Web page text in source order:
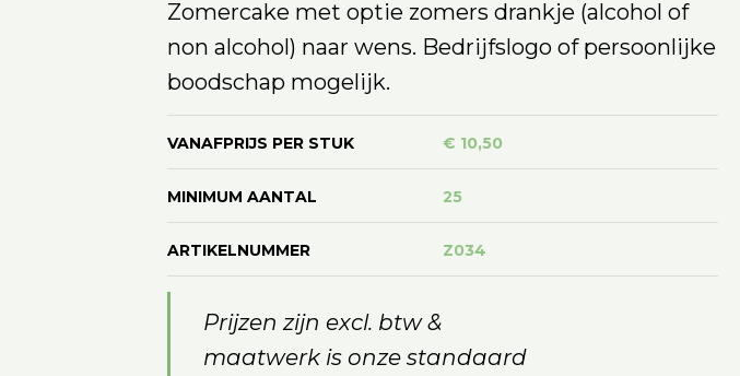
Zomercake met optie zomers drankje (alcohol of
non alcohol) naar wens. Bedrijfslogo of persoonlijke
boodschap mogelijk.
VANAFPRIJS PER STUK € 10,50
MINIMUM AANTAL 25
ARTIKELNUMMER Z034
Prijzen zijn excl. btw &
maatwerk is onze standaard